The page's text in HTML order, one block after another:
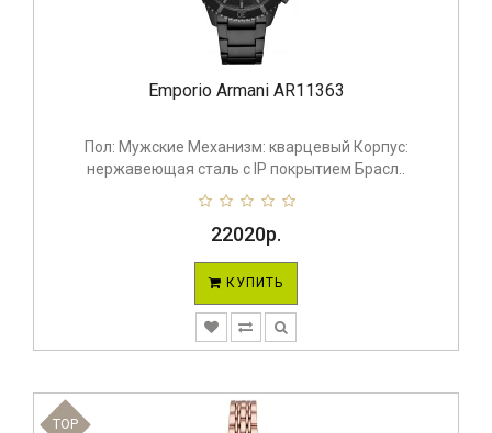
Emporio Armani AR11363
Пол: Мужские Механизм: кварцевый Корпус:
нержавеющая сталь с IP покрытием Брасл..
22020р.
КУПИТЬ
TOP